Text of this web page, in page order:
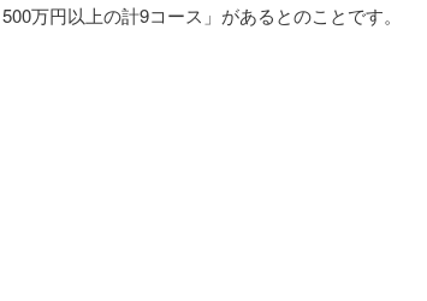
万円以上の計9コース」があるとのことです。